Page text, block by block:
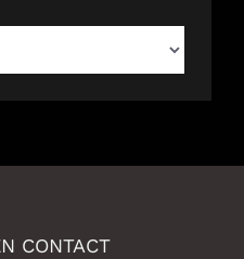
CONTACT